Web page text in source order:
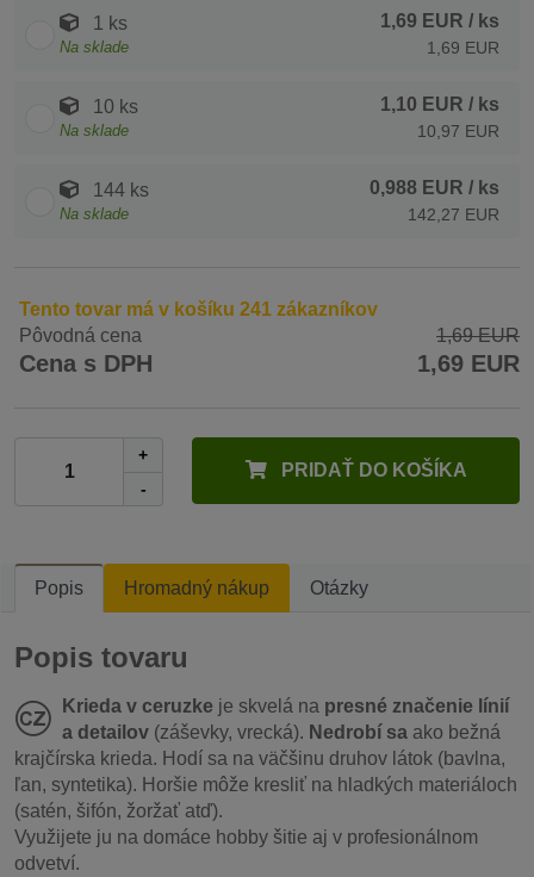
1 ks
Na sklade
1,69 EUR / ks
1,69 EUR
10 ks
Na sklade
1,10 EUR / ks
10,97 EUR
144 ks
Na sklade
0,988 EUR / ks
142,27 EUR
Tento tovar má v košíku 241 zákazníkov
Pôvodná cena
1,69 EUR
Cena s DPH 1,69 EUR
+
-
PRIDAŤ DO KOŠÍKA
Popis Hromadný nákup Otázky
Popis tovaru
Krieda v ceruzke je skvelá na presné značenie línií
a detailov (záševky, vrecká). Nedrobí sa ako bežná
krajčírska krieda. Hodí sa na väčšinu druhov látok (bavlna,
ľan, syntetika). Horšie môže kresliť na hladkých materiáloch
(satén, šifón, žoržať atď).
Využijete ju na domáce hobby šitie aj v profesionálnom
odvetví.